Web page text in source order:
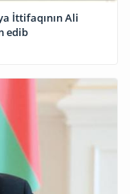
İttifaqının Ali
edib